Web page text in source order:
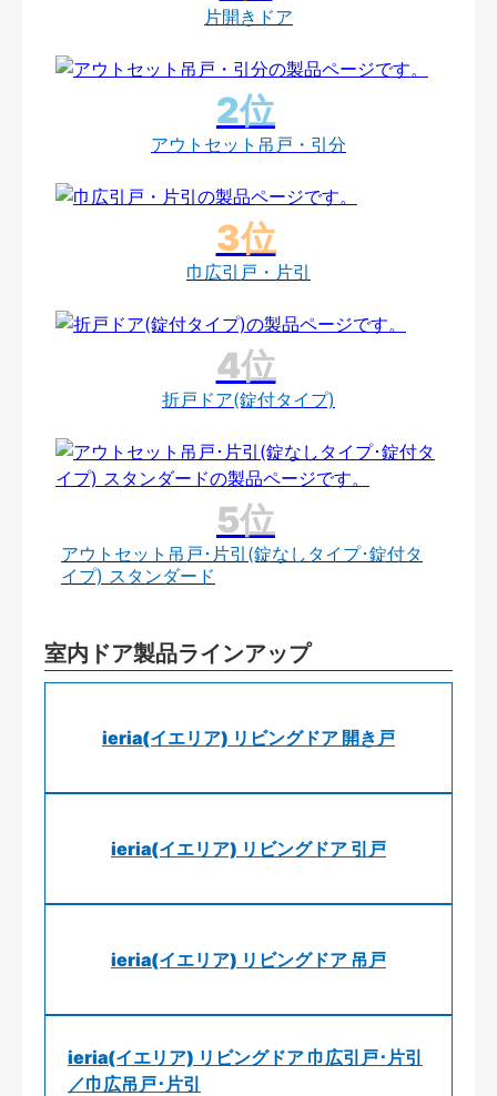
片開きドア
アウトセット吊戸・引分
巾広引戸・片引
折戸ドア(錠付タイプ)
アウトセット吊戸･片引(錠なしタイプ･錠付タ
イプ) スタンダード
室内ドア製品ラインアップ
ieria(イエリア) リビングドア 開き戸
ieria(イエリア) リビングドア 引戸
ieria(イエリア) リビングドア 吊戸
ieria(イエリア) リビングドア 巾広引戸･片引
／巾広吊戸･片引